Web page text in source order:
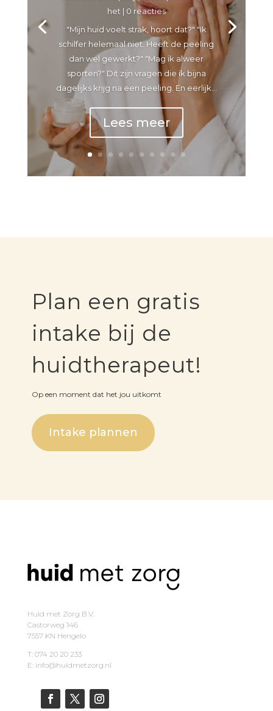
het| 0 reacties
"Mijn huid voelt strak, hoort dat?" "Ik
schilfer helemaal niet. Heeft de peeling
dan wel gewerkt?" "Mag ik alweer
sporten?" Dit zijn vragen die ik bijna
dagelijks krijg na een peeling. En eerlijk...
Lees meer
Plan een gratis
intake bij de
huidtherapeut!
Op een moment dat het jou uitkomt
Intake plannen
Huid met Zorg B.V.
Castorweg 146
7557 KN Hengelo
T: 074 20 20 233
E: info@huidmetzorg.nl